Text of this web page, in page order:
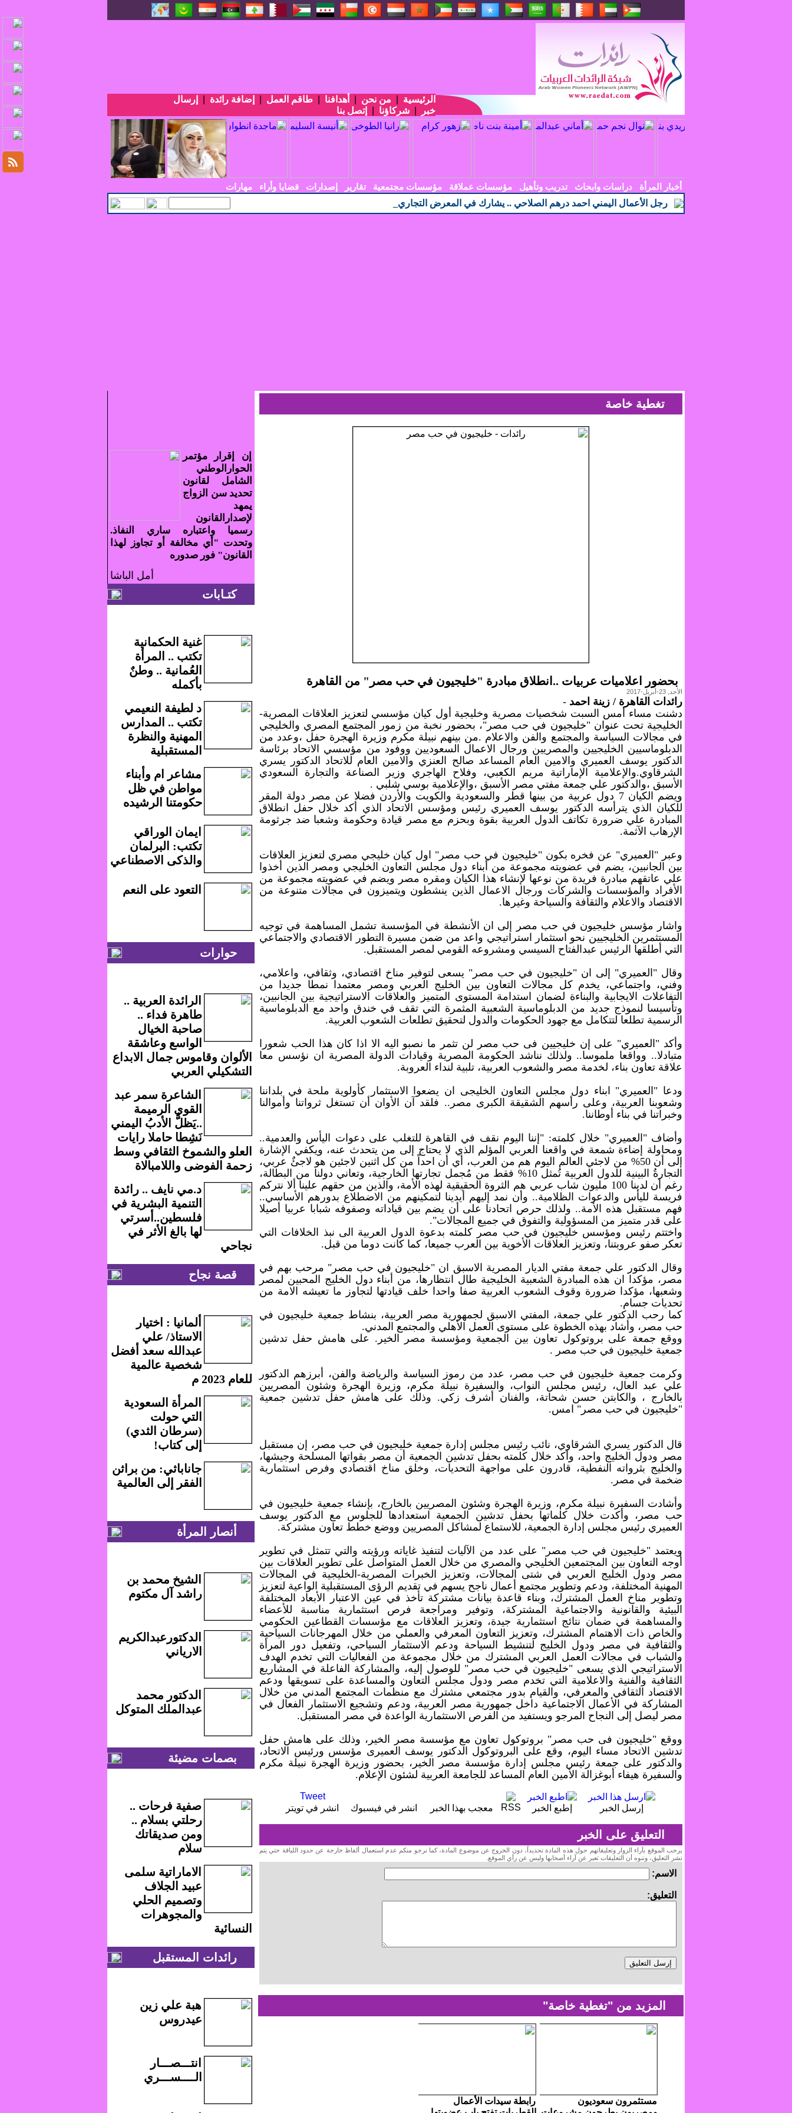
الرئيسية من نحن أهدافنا طاقم العمل إضافة رائدة
إرسال
خبر
شركاؤنا إتصل بنا
أخبار المرأة دراسات وابحاث تدريب وتأهيل مؤسسات عملاقة مؤسسات مجتمعية تقارير إصدارات قضايا وأراء
مهارات
رجل الأعمال اليمني احمد درهم الصلاحي .. يشارك في المعرض التجاري الاندونيسي الأربعين في_
تغطية خاصة
بحضور اعلاميات عربيات ..انطلاق مبادرة "خليجيون في حب مصر" من القاهرة
الأحد, 23-أبريل-2017
رائدات القاهرة / زينة احمد -
دشنت مساء أمس السبت شخصيات مصرية وخليجية أول كيان مؤسسي لتعزيز العلاقات المصرية-
الخليجية تحت عنوان "خليجيون في حب مصر"، بحضور نخبة من زمور المجتمع المصري والخليجي
في مجالات السياسة والمجتمع والفن والاعلام .من بينهم نبيلة مكرم وزيرة الهجرة حفل ،وعدد من
الدبلوماسيين الخليجيين والمصريين ورجال الاعمال السعوديين ووفود من مؤسسي الاتحاد برئاسة
الدكتور يوسف العميري والامين العام المساعد صالح العنزي والامين العام للاتحاد الدكتور يسري
الشرقاوي.والإعلامية الإماراتية مريم الكعبي، وفلاح الهاجري وزير الصناعة والتجارة السعودي
الأسبق ،والدكتور علي جمعة مفتي مصر الأسبق ،والإعلامية بوسي شلبي .
ويضم الكيان 7 دول عربية من بينها قطر والسعودية والكويت والأردن فضلا عن مصر دولة المقر
للكيان الذي يترأسه الدكتور يوسف العميري رئيس ومؤسس الاتحاد الذي أكد خلال حفل انطلاق
المبادرة علي ضرورة تكاتف الدول العربية بقوة وبحزم مع مصر قيادة وحكومة وشعبا ضد جرثومة
الإرهاب الآثمة.
وعبر "العميري" عن فخره بكون "خليجيون في حب مصر" اول كيان خليجي مصري لتعزيز العلاقات
بين الجانبين، يضم في عضويته مجموعة من أبناء دول مجلس التعاون الخليجي ومصر الذين أخذوا
علي عاتقهم مبادرة فريدة من نوعها لإنشاء هذا الكيان ومقره مصر ويضم في عضويته مجموعة من
الأفراد والمؤسسات والشركات ورجال الاعمال الذين ينشطون ويتميزون في مجالات متنوعة من
الاقتصاد والاعلام والثقافة والسياحة وغيرها.
واشار مؤسس خليجيون في حب مصر إلى ان الأنشطة في المؤسسة تشمل المساهمة في توجيه
المستثمرين الخليجيين نحو استثمار استراتيجي واعد من ضمن مسيرة التطور الاقتصادي والاجتماعي
التي أطلقها الرئيس عبدالفتاح السيسي ومشروعه القومي لمصر المستقبل.
وقال "العميري" إلى ان "خليجيون في حب مصر" يسعى لتوفير مناخ اقتصادي، وثقافي، واعلامي،
وفني، واجتماعي، يخدم كل مجالات التعاون بين الخليج العربي ومصر معتمدا نمطا جديدا من
التفاعلات الايجابية والبناءة لضمان استدامة المستوى المتميز والعلاقات الاستراتيجية بين الجانبين،
وتأسيسا لنموذج جديد من الدبلوماسية الشعبية المثمرة التي تقف في خندق واحد مع الدبلوماسية
الرسمية تطلعا لتتكامل مع جهود الحكومات والدول لتحقيق تطلعات الشعوب العربية.
وأكد "العميري" على إن خليجيين فى حب مصر لن تثمر ما نصبو اليه الا اذا كان هذا الحب شعورا
متبادلا.. وواقعا ملموسا.. ولذلك نناشد الحكومة المصرية وقيادات الدولة المصرية ان نؤسس معا
علاقة تعاون بناء، لخدمة مصر والشعوب العربية، تلبية لنداء العروبة.
ودعا "العميري" ابناء دول مجلس التعاون الخليجى ان يضعوا الاستثمار كأولوية ملحة في بلداننا
وشعوبنا العربية، وعلى رأسهم الشقيقة الكبرى مصر.. فلقد آن الأوان أن تستغل ثرواتنا وأموالنا
وخبراتنا في بناء أوطاننا.
وأضاف "العميري" خلال كلمته: "إننا اليوم نقف في القاهرة للتغلب على دعوات اليأس والعدمية..
ومحاولة إضاءة شمعة في واقعنا العربي المؤلم الذي لا يحتاج إلى من يتحدث عنه، ويكفي الإشارة
إلى أن 50% من لاجئي العالم اليوم هم من العرب، أي أن احداً من كل اثنين لاجئين هو لاجئٌ عربي،
التجارةُ البينية للدول العربية تُمثل 10% فقط من مُجمل تجارتها الخارجية، وتعاني دولنا من البطالة،
رغم أن لدينا 100 مليون شاب عربي هم الثروة الحقيقية لهذه الأمة، والذين من حقهم علينا ألا نتركم
فريسة لليأس والدعوات الظلامية.. وأن نمد إليهم أيدينا لتمكينهم من الاضطلاع بدورهم الأساسي..
فهم مستقبل هذه الأمة.. ولذلك حرص اتحادنا على أن يضم بين قياداته وصفوفه شبابا عربيا أصيلا
على قدر متميز من المسؤولية والتفوق في جميع المجالات".
واختتم رئيس ومؤسس خليجيون في حب مصر كلمته بدعوة الدول العربية الى نبذ الخلافات التي
تعكر صفو عروبتنا، وتعزيز العلاقات الأخوية بين العرب جميعا، كما كانت دوما من قبل.
وقال الدكتور علي جمعة مفتي الديار المصرية الاسبق ان "خليجيون في حب مصر" مرحب بهم في
مصر، مؤكدا ان هذه المبادرة الشعبية الخليجية طال انتظارها، من أبناء دول الخليج المحبين لمصر
وشعبها، مؤكدا ضرورة وقوف الشعوب العربية صفا واحدا خلف قيادتها لتجاوز ما تعيشه الامة من
تحديات جسام.
كما رحب الدكتور علي جمعة، المفتي الاسبق لجمهورية مصر العربية، بنشاط جمعية خليجيون في
حب مصر، وأشاد بهذه الخطوة على مستوى العمل الأهلي والمجتمع المدني.
ووقع جمعة على بروتوكول تعاون بين الجمعية ومؤسسة مصر الخير. على هامش حفل تدشين
جمعية خليجيون في حب مصر .
وكرمت جمعية خليجيون في حب مصر، عدد من رموز السياسة والرياضة والفن، أبرزهم الدكتور
علي عبد العال، رئيس مجلس النواب، والسفيرة نبيلة مكرم، وزيرة الهجرة وشئون المصريين
بالخارج ، والكابتن حسن شحاتة، والفنان أشرف زكي. وذلك على هامش حفل تدشين جمعية
"خليجيون في حب مصر" امس.
قال الدكتور يسري الشرقاوي، نائب رئيس مجلس إدارة جمعية خليجيون في حب مصر، إن مستقبل
مصر ودول الخليج واحد، وأكد خلال كلمته بحفل تدشين الجمعية أن مصر بقواتها المسلحة وجيشها،
والخليج بثرواته النفطية، قادرون على مواجهة التحديات، وخلق مناخ اقتصادي وفرص استثمارية
ضخمة في مصر.
وأشادت السفيرة نبيلة مكرم، وزيرة الهجرة وشئون المصريين بالخارج، بإنشاء جمعية خليجيون في
حب مصر، وأكدت خلال كلماتها بحفل تدشين الجمعية استعدادها للجلوس مع الدكتور يوسف
العميري رئيس مجلس إدارة الجمعية، للاستماع لمشاكل المصريين ووضع خطط تعاون مشتركة.
ويعتمد "خليجيون في حب مصر" على عدد من الآليات لتنفيذ غاياته ورؤيته والتي تتمثل في تطوير
أوجه التعاون بين المجتمعين الخليجي والمصري من خلال العمل المتواصل على تطوير العلاقات بين
مصر ودول الخليج العربي في شتى المجالات، وتعزيز الخبرات المصرية-الخليجية في المجالات
المهنية المختلفة، ودعم وتطوير مجتمع أعمال ناجح يسهم في تقديم الرؤى المستقبلية الواعية لتعزيز
وتطوير مناخ العمل المشترك، وبناء قاعدة بيانات مشتركة تأخذ في عين الاعتبار الأبعاد المختلفة
البيئية والقانونية والاجتماعية المشتركة، وتوفير ومراجعة فرص استثمارية مناسبة للأعضاء
والمساهمة في ضمان نتائج استثمارية جيدة، وتعزيز العلاقات مع مؤسسات القطاعين الحكومي
والخاص ذات الاهتمام المشترك، وتعزيز التعاون المعرفي والعملي من خلال المهرجانات السياحية
والثقافية في مصر ودول الخليج لتنشيط السياحة ودعم الاستثمار السياحي، وتفعيل دور المرأة
والشباب في مجالات العمل العربي المشترك من خلال مجموعة من الفعاليات التي تخدم الهدف
الاستراتيجي الذي يسعى "خليجيون في حب مصر" للوصول إليه، والمشاركة الفاعلة في المشاريع
الثقافية والفنية والاعلامية التي تخدم مصر ودول مجلس التعاون والمساعدة على تسويقها ودعم
الاقتصاد الثقافي والمعرفي، والقيام بدور مجتمعي مشترك مع منظمات المجتمع المدني من خلال
المشاركة في الأعمال الاجتماعية داخل جمهورية مصر العربية، ودعم وتشجيع الاستثمار الفعال في
مصر ليصل إلى النجاح المرجو ويستفيد من الفرص الاستثمارية الواعدة في مصر المستقبل.
ووقع "خليجيون فى حب مصر" بروتوكول تعاون مع مؤسسة مصر الخير، وذلك على هامش حفل
تدشين الاتحاد مساء اليوم، وقع على البروتوكول الدكتور يوسف العميرى مؤسس ورئيس الاتحاد،
والدكتور على جمعة رئيس مجلس إدارة مؤسسة مصر الخير، بحضور وزيرة الهجرة نبيلة مكرم
والسفيرة هيفاء أبوغزالة الأمين العام المساعد للجامعة العربية لشئون الإعلام.
Tweet
إرسل الخبر
إطبع الخبر RSS معجب بهذا الخبر انشر في فيسبوك انشر في تويتر
التعليق على الخبر
يرحب الموقع بآراء الزوار وتعليقاتهم حول هذه المادة تحديداً، دون الخروج عن موضوع المادة، كما نرجو منكم عدم استعمال ألفاظ خارجة عن حدود اللياقة حتي يتم
نشر التعليق، وننوه أن التعليقات تعبر عن آراء أصحابها وليس عن رأي الموقع.
الاسم:
التعليق:
المزيد من "تغطية خاصة"
مستثمرون سعوديون
رابطة سيدات الأعمال
إن إقرار مؤتمر
الحوارالوطني
الشامل لقانون
تحديد سن الزواج
يمهد
لإصدارالقانون
رسميا واعتباره ساري النفاذ.
وتحدت "أي مخالفة أو تجاوز لهذا
القانون" فور صدوره
أمل الباشا
كتـابات
غنية الحكمانية
تكتب .. المرأة
العُمانية .. وطنٌ
بأكمله
د لطيفة النعيمي
تكتب .. المدارس
المهنية والنظرة
المستقبلية
مشاعر ام وأبناء
مواطن في ظل
حكومتنا الرشيده
ايمان الوراقي
تكتب: البرلمان
والذكى الاصطناعي
التعود على النعم
حوارات
الرائدة العربية ..
طاهرة فداء ..
صاحبة الخيال
الواسع وعاشقة
الألوان وقاموس جمال الابداع
التشكيلي العربي
الشاعرة سمر عبد
القوي الرميمة
..يَظلُّ الأدبُ اليمني
نَشِطا حاملا رايات
العلو والشموخ الثقافي وسط
زحمة الفوضى واللامبالاة
د.مي نايف .. رائدة
التنمية البشرية في
فلسطين..أسرتي
لها بالغ الأثر في
نجاحي
قصة نجاح
ألمانيا : اختيار
الاستاذ/ علي
عبدالله سعد أفضل
شخصية عالمية
للعام 2023 م
المرأة السعودية
التي حولت
(سرطان الثدي)
إلى كتاب!
جاناباثي: من براثن
الفقر إلى العالمية
أنصار المرأة
الشيخ محمد بن
راشد آل مكتوم
الدكتورعبدالكريم
الارياني
الدكتور محمد
عبدالملك المتوكل
بصمات مضيئة
صفية فرحات ..
رحلتي بسلام ..
ومن صديقاتك
سلام
الاماراتية سلمى
عبيد الجلاف
وتصميم الحلي
والمجوهرات
النسائية
رائدات المستقبل
هبة علي زين
عيدروس
انتـــصـــار
الــــســـري